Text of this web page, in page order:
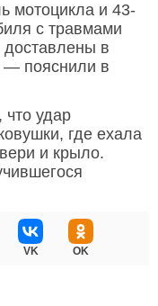
мотоцикла и 43-
с травмами
доставлены в
— пояснили в
удар
где ехала
и крыло.
VK OK